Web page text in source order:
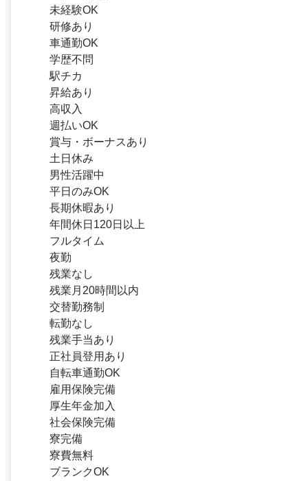
未経験OK
研修あり
車通勤OK
学歴不問
駅チカ
昇給あり
高収入
週払いOK
賞与・ボーナスあり
土日休み
男性活躍中
平日のみOK
長期休暇あり
年間休日120日以上
フルタイム
夜勤
残業なし
残業月20時間以内
交替勤務制
転勤なし
残業手当あり
正社員登用あり
自転車通勤OK
雇用保険完備
厚生年金加入
社会保険完備
寮完備
寮費無料
ブランクOK